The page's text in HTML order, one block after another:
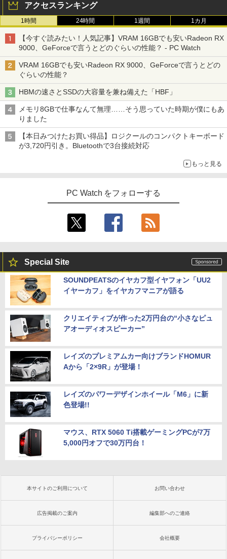
アクセスランキング
1時間 24時間 1週間 1カ月
【今すぐ読みたい！人気記事】VRAM 16GBでも安いRadeon RX
9000、GeForceで言うとどのぐらいの性能？ - PC Watch
VRAM 16GBでも安いRadeon RX 9000、GeForceで言うとどの
ぐらいの性能？
HBMの速さとSSDの大容量を兼ね備えた「HBF」
メモリ8GBで仕事なんて無理……そう思っていた時期が僕にもあ
りました
【本日みつけたお買い得品】ロジクールのコンパクトキーボード
が3,720円引き。Bluetoothで3台接続対応
もっと見る
PC Watch をフォローする
Special Site
SOUNDPEATSのイヤカフ型イヤフォン「UU2
イヤーカフ」をイヤカフマニアが語る
クリエイティブが作った2万円台の“小さなピュ
アオーディオスピーカー”
レイズのプレミアムカー向けブランドHOMUR
Aから「2×9R」が登場！
レイズのパワーデザインホイール「M6」に新
色登場!!
マウス、RTX 5060 Ti搭載ゲーミングPCが7万
5,000円オフで30万円台！
本サイトのご利用について お問い合わせ
広告掲載のご案内 編集部へのご連絡
プライバシーポリシー 会社概要